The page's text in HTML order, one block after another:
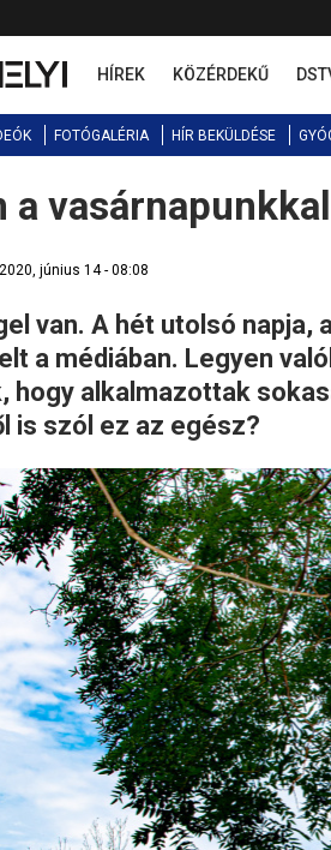
HÍREK KÖZÉRDEKŰ
FOTÓGALÉRIA HÍR BEKÜLDÉSE
a
június 14 - 08:08
van. A hét utolsó napja,
a médiában. Legyen
hogy alkalmazottak
is szól ez az egész?